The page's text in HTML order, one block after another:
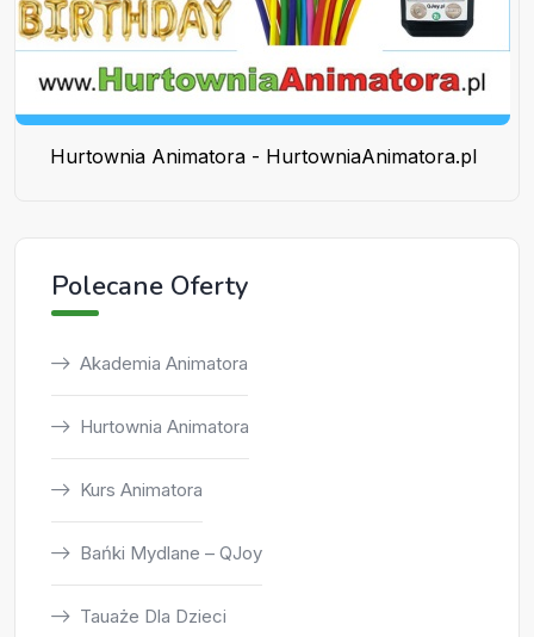
Hurtownia Animatora - HurtowniaAnimatora.pl
Polecane Oferty
Akademia Animatora
Hurtownia Animatora
Kurs Animatora
Bańki Mydlane – QJoy
Tauaże Dla Dzieci